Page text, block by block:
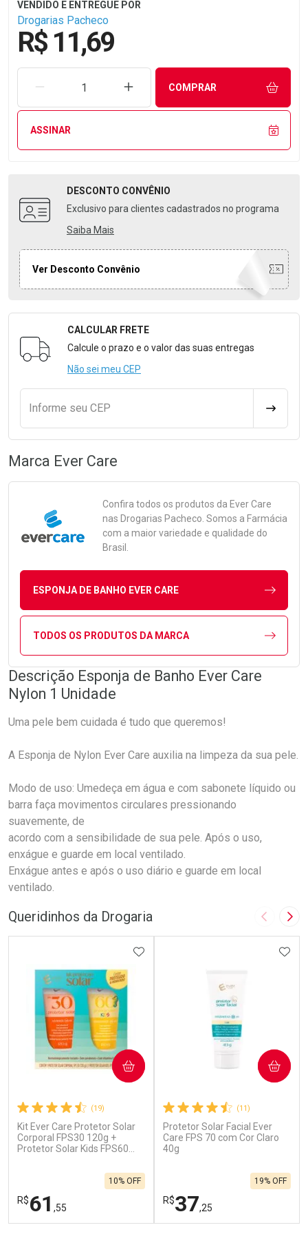
Drogarias Pacheco
R$ 11,69
REMOVER UMA UNIDADEAUMENTAR UMA UNIDADE
COMPRAR
ASSINAR
DESCONTO CONVÊNIO
Exclusivo para clientes cadastrados no programa
Saiba Mais
Ver Desconto Convênio
Formulário para Calcular o Frete
CALCULAR FRETE
Calcule o prazo e o valor das suas entregas
Não sei meu CEP
Informe seu CEP
Marca Ever Care
Confira todos os produtos da Ever Care
nas Drogarias Pacheco. Somos a Farmácia
com a maior variedade e qualidade do
Brasil.
ESPONJA DE BANHO EVER CARE
TODOS OS PRODUTOS DA MARCA
Descrição Esponja de Banho Ever Care
Nylon 1 Unidade
Uma pele bem cuidada é tudo que queremos!
A Esponja de Nylon Ever Care auxilia na limpeza da sua pele.
Modo de uso: Umedeça em água e com sabonete líquido ou
barra faça movimentos circulares pressionando
suavemente, de
acordo com a sensibilidade de sua pele. Após o uso,
enxágue e guarde em local ventilado.
Enxágue antes e após o uso diário e guarde em local
ventilado.
Queridinhos da Drogaria Imagem
(19)
Kit Ever Care Protetor Solar
Corporal FPS30 120g +
Protetor Solar Kids FPS60
R$61 ,55
10% OFF
ADICIONAR AOS FAVORITOS
COMPRAR
(11)
Protetor Solar Facial Ever
Care FPS 70 com Cor Claro
40g
R$37,25
19% OFF
COMPRAR